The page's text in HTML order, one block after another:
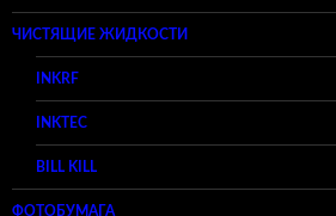
ЧИСТЯЩИЕ ЖИДКОСТИ
INKRF
INKTEC
BILL KILL
ФОТОБУМАГА